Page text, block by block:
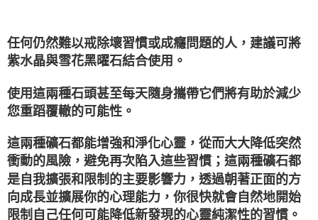
任何仍然難以戒除壞習慣或成癮問題的人，建議可將
紫水晶與雪花黑曜石結合使用。
使用這兩種石頭甚至每天隨身攜帶它們將有助於減少
您重蹈覆轍的可能性。
這兩種礦石都能增強和淨化心靈，從而大大降低突然
衝動的風險，避免再次陷入這些習慣；這兩種礦石都
是自我擴張和限制的主要影響力，透過朝著正面的方
向成長並擴展你的心理能力，你很快就會自然地開始
限制自己任何可能降低新發現的心靈純潔性的習慣。